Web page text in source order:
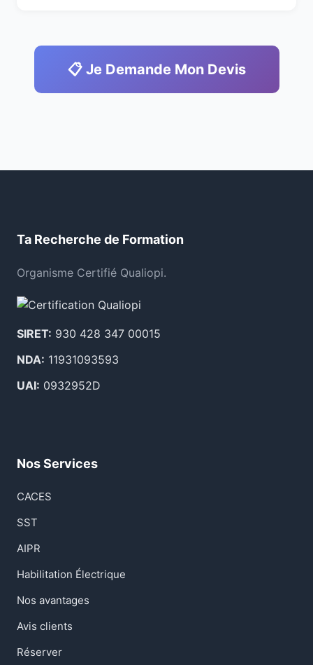
📋 Je Demande Mon Devis
Ta Recherche de Formation
Organisme Certifié Qualiopi.
SIRET: 930 428 347 00015
NDA: 11931093593
UAI: 0932952D
Nos Services
CACES
SST
AIPR
Habilitation Électrique
Nos avantages
Avis clients
Réserver